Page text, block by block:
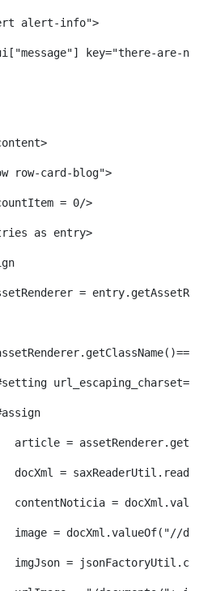
alert-info">
key="there-are-
row-card-blog">
= 0/>
as entry>
=
article =
docXml =
contentNoticia =
image = docXml.valueOf("//
imgJson =